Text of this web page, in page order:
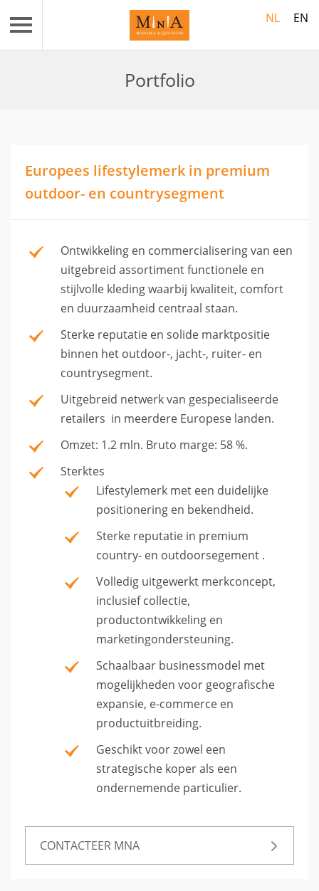
NL EN
Portfolio
Europees lifestylemerk in premium
outdoor- en countrysegment
Ontwikkeling en commercialisering van een
uitgebreid assortiment functionele en
stijlvolle kleding waarbij kwaliteit, comfort
en duurzaamheid centraal staan.
Sterke reputatie en solide marktpositie
binnen het outdoor-, jacht-, ruiter- en
countrysegment.
Uitgebreid netwerk van gespecialiseerde
retailers in meerdere Europese landen.
Omzet: 1.2 mln. Bruto marge: 58 %.
Sterktes
Lifestylemerk met een duidelijke
positionering en bekendheid.
Sterke reputatie in premium
country- en outdoorsegement .
Volledig uitgewerkt merkconcept,
inclusief collectie,
productontwikkeling en
marketingondersteuning.
Schaalbaar businessmodel met
mogelijkheden voor geografische
expansie, e-commerce en
productuitbreiding.
Geschikt voor zowel een
strategische koper als een
ondernemende particulier.
CONTACTEER MNA